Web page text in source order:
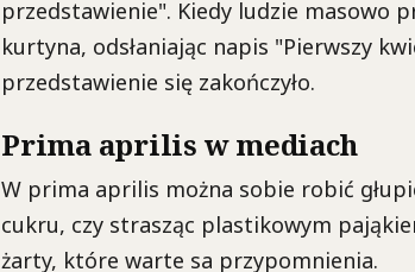
przedstawienie". Kiedy ludzie masowo
kurtyna, odsłaniając napis "Pierwszy
przedstawienie się zakończyło.
Prima aprilis w mediach
W prima aprilis można sobie robić
cukru, czy strasząc plastikowym
żarty, które warte sa przypomnienia.